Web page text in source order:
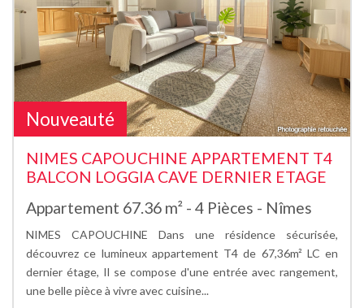
Nouveauté
NIMES CAPOUCHINE APPARTEMENT T4
BALCON LOGGIA CAVE DERNIER ETAGE
Appartement 67.36 m² - 4 Pièces - Nîmes
NIMES CAPOUCHINE Dans une résidence sécurisée,
découvrez ce lumineux appartement T4 de 67,36m² LC en
dernier étage, Il se compose d'une entrée avec rangement,
une belle pièce à vivre avec cuisine...